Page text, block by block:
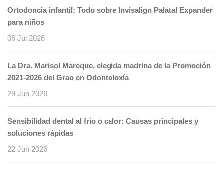
Ortodoncia infantil: Todo sobre Invisalign Palatal Expander
para niños
06 Jul 2026
La Dra. Marisol Mareque, elegida madrina de la Promoción
2021-2026 del Grao en Odontoloxía
29 Jun 2026
Sensibilidad dental al frío o calor: Causas principales y
soluciones rápidas
22 Jun 2026